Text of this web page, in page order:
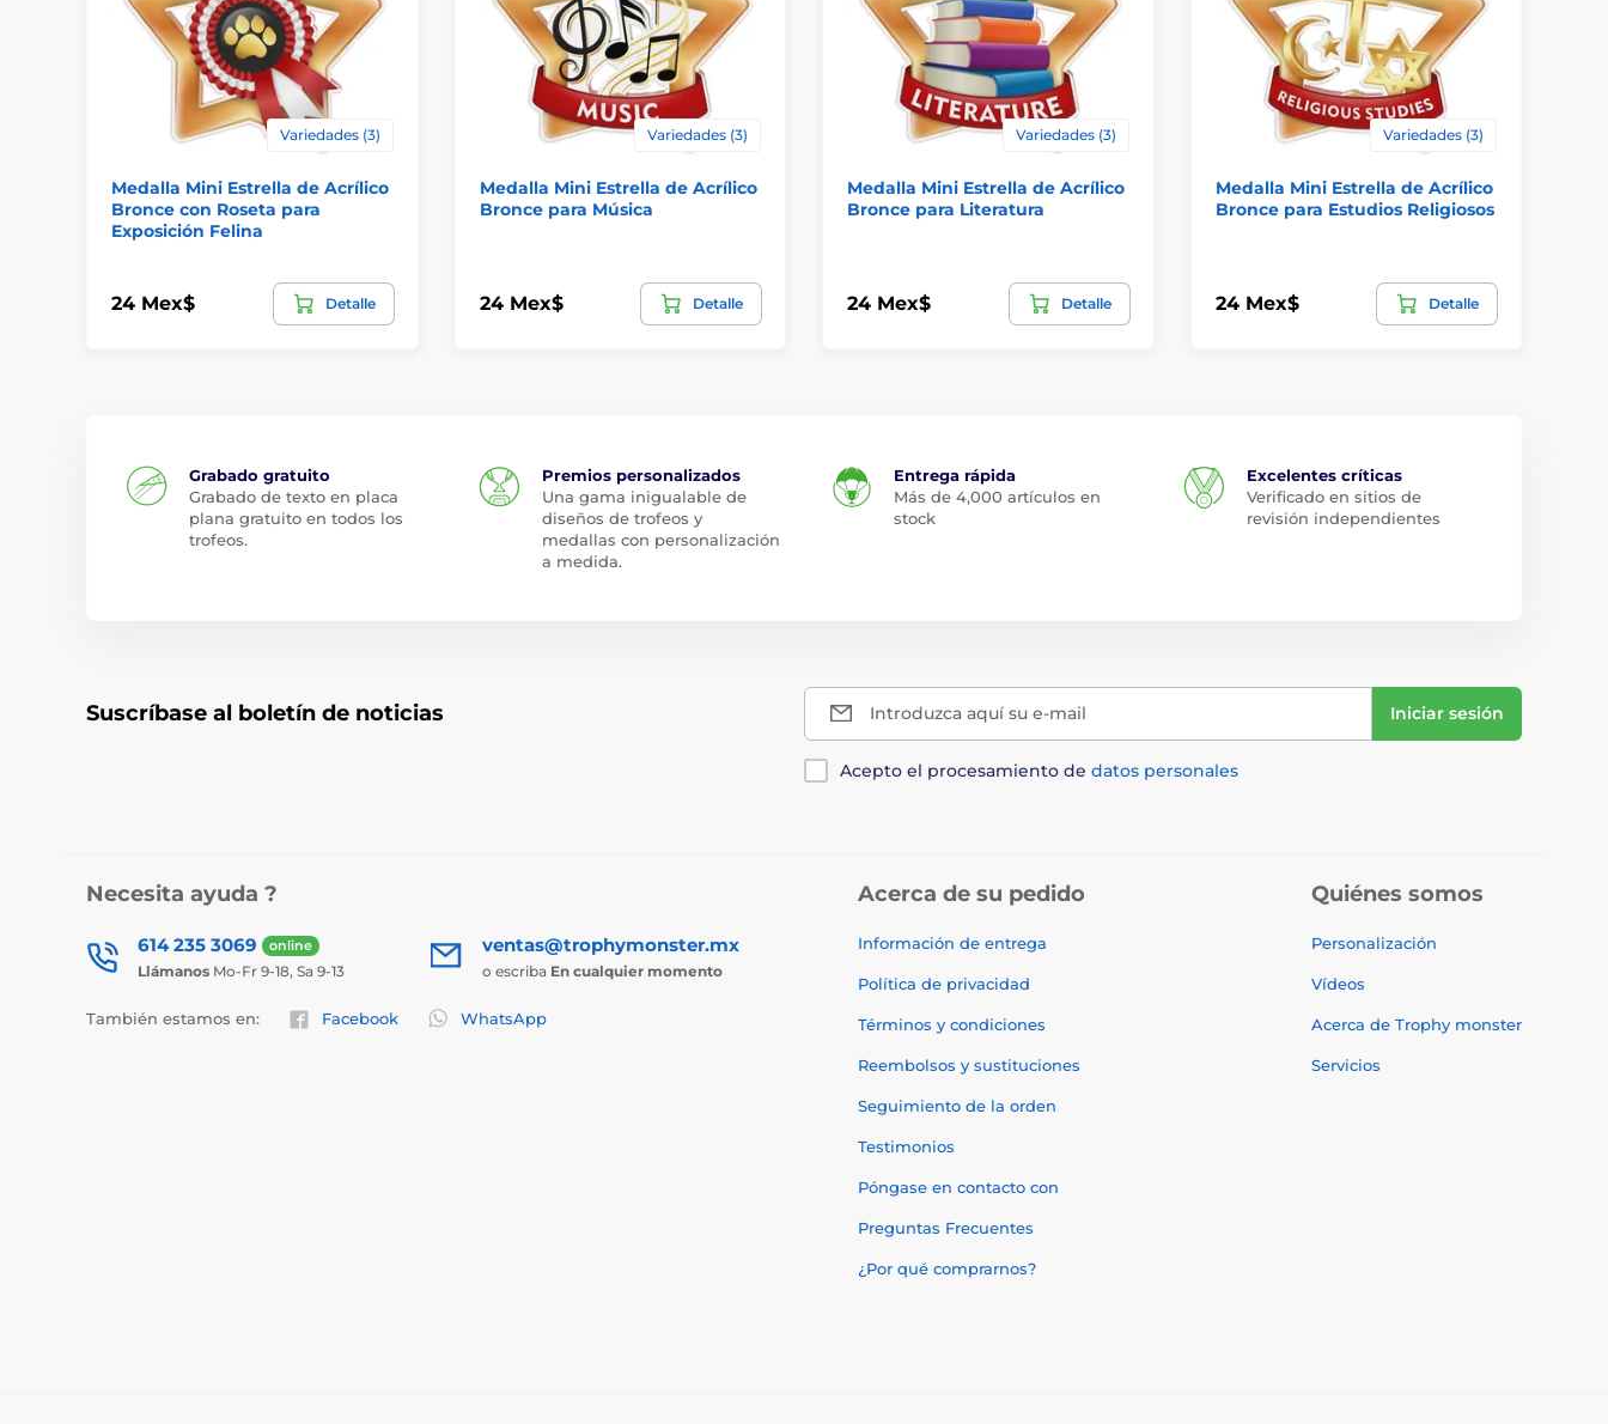
Variedades (3)
Medalla Mini Estrella de Acrílico
Bronce con Roseta para
Exposición Felina
24 Mex$ Detalle
Variedades (3)
Medalla Mini Estrella de Acrílico
Bronce para Música
24 Mex$ Detalle
Variedades (3)
Medalla Mini Estrella de Acrílico
Bronce para Literatura
24 Mex$ Detalle
Variedades (3)
Medalla Mini Estrella de Acrílico
Bronce para Estudios Religiosos
24 Mex$ Detalle
Grabado gratuito
Grabado de texto en placa
plana gratuito en todos los
trofeos.
Premios personalizados
Una gama inigualable de
diseños de trofeos y
medallas con personalización
a medida.
Entrega rápida
Más de 4,000 artículos en
stock
Excelentes críticas
Verificado en sitios de
revisión independientes
Suscríbase al boletín de noticias Introduzca aquí su e-mail Iniciar sesión
Acepto el procesamiento de datos personales
Necesita ayuda ?
614 235 3069 online
Llámanos Mo-Fr 9-18, Sa 9-13
ventas@trophymonster.mx
o escriba En cualquier momento
También estamos en: Facebook WhatsApp
Acerca de su pedido
Información de entrega
Política de privacidad
Términos y condiciones
Reembolsos y sustituciones
Seguimiento de la orden
Testimonios
Póngase en contacto con
Preguntas Frecuentes
¿Por qué comprarnos?
Quiénes somos
Personalización
Vídeos
Acerca de Trophy monster
Servicios